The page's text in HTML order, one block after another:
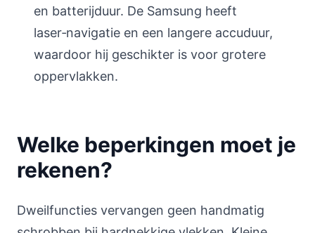
en batterijduur. De Samsung heeft
laser‑navigatie en een langere accuduur,
waardoor hij geschikter is voor grotere
oppervlakken.
Welke beperkingen moet je
rekenen?
Dweilfuncties vervangen geen handmatig